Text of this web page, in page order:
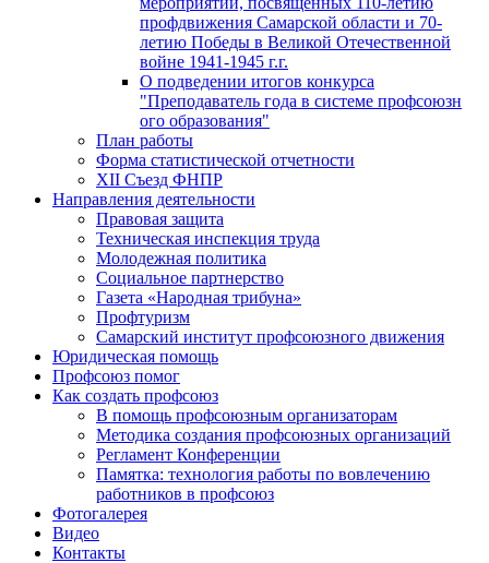
профдвижения Самарской области и 70-
летию Победы в Великой Отечественной
войне 1941-1945 г.г.
О подведении итогов конкурса
"Преподаватель года в системе профсоюзн
ого образования"
План работы
Форма статистической отчетности
XII Съезд ФНПР
Направления деятельности
Правовая защита
Техническая инспекция труда
Молодежная политика
Социальное партнерство
Газета «Народная трибуна»
Профтуризм
Самарский институт профсоюзного движения
Юридическая помощь
Профсоюз помог
Как создать профсоюз
В помощь профсоюзным организаторам
Методика создания профсоюзных организаций
Регламент Конференции
Памятка: технология работы по вовлечению
работников в профсоюз
Фотогалерея
Видео
Контакты